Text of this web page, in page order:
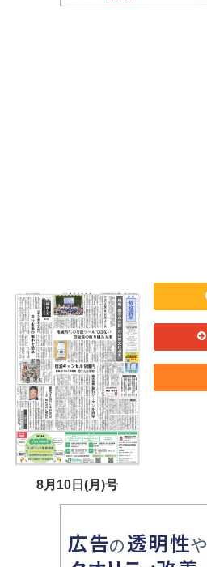
8月10日(月)号